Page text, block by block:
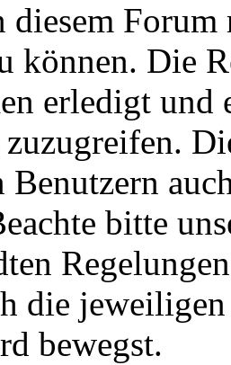
diesem
können. Die
erledigt und
Benutzern
bitte
die
bewegst.